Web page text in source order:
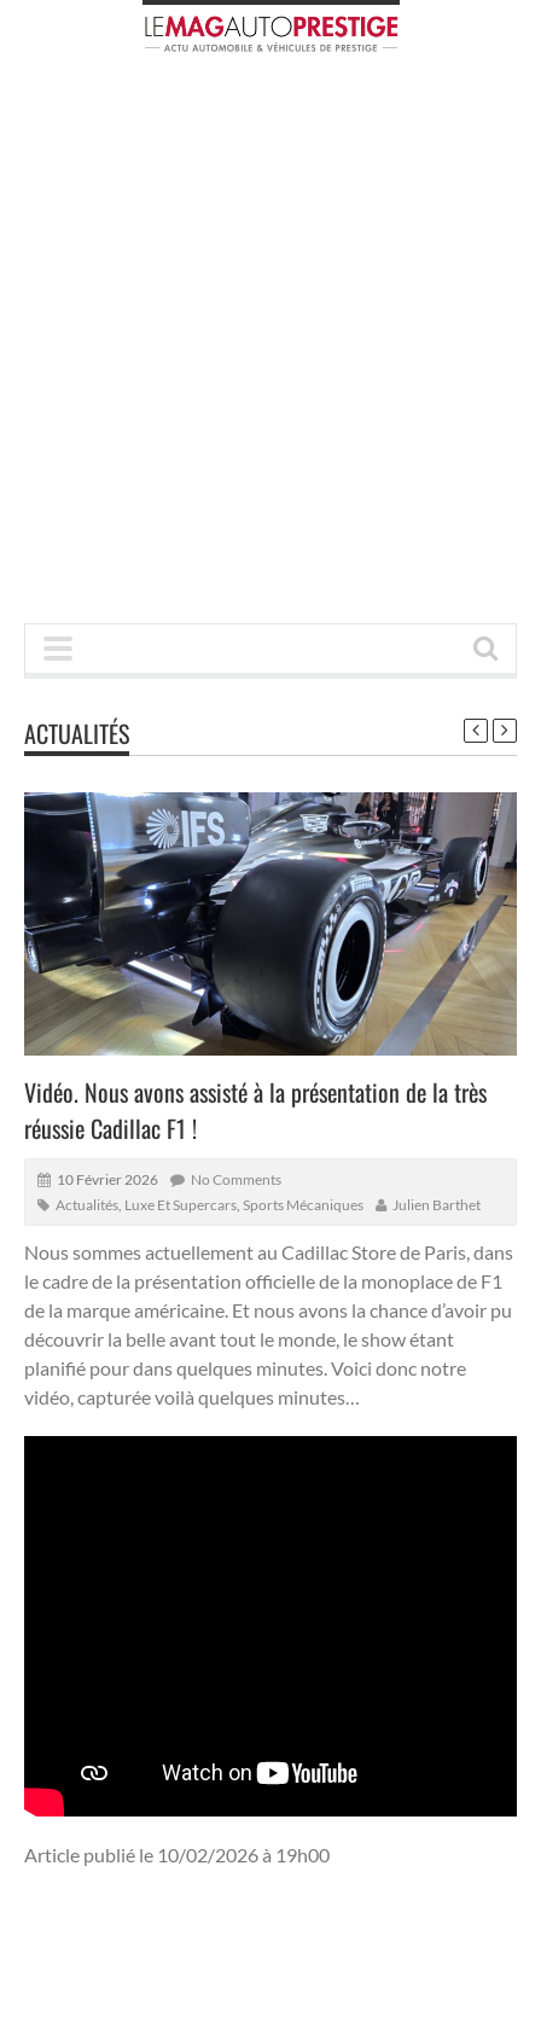
ACTUALITÉS
Vidéo. Nous avons assisté à la présentation de la très
réussie Cadillac F1 !
10 Février 2026
No Comments
Actualités Luxe Et Supercars Sports Mécaniques Julien Barthet
Nous sommes actuellement au Cadillac Store de Paris, dans
le cadre de la présentation officielle de la monoplace de F1
de la marque américaine. Et nous avons la chance d’avoir pu
découvrir la belle avant tout le monde, le show étant
planifié pour dans quelques minutes. Voici donc notre
vidéo, capturée voilà quelques minutes…
Article publié le 10/02/2026 à 19h00